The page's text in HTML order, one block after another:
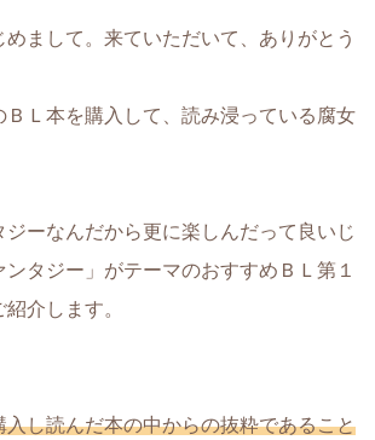
めまして。来ていただいて、ありがとう
ＢＬ本を購入して、読み浸っている腐女
ジーなんだから更に楽しんだって良いじ
タジー」がテーマのおすすめＢＬ第１
介します。
入し読んだ本の中からの抜粋であること